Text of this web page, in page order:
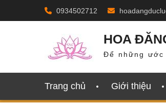
0934502712
HOA
Để những ước
Trang chủ Giới thiệu